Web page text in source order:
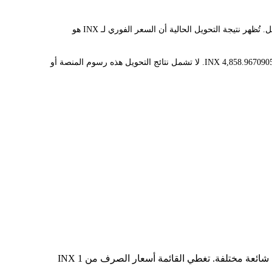
يوفر مُحوّل LBank سعر الصرف الفوري لـ INX وAUD، مما يُسهّل عليك تحويل INFINEX(INX) إلى AUD. تستخدم هذه الأداة بيانات فورية للتحويل. تُظهر نتيجة التحويل الحالية أن السعر الفوري لـ INX هو
قيمة 1 INX حاليًا هي $0.0103، مما يعني أن شراء 5 INX سيكلفك $0.0515. وبالمثل، يمكن تحويل 1 AUD إلى 97.17934181 INX، و50 AUD إلى 4,858.9670905 INX. لا تشمل نتائج التحويل هذه رسوم المنصة أو
في الجدول أعلاه، ستجد مخططًا شاملًا لبيانات تحويل العملات من INX إلى AUD، يُظهر علاقة قيمة الدولار الأمريكي بمبالغ تحويل شائعة مختلفة. تغطي القائمة أسعار الصرف من 1 INX